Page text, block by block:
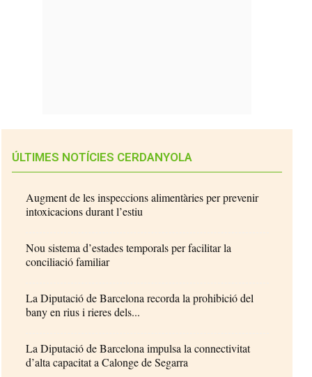
ÚLTIMES NOTÍCIES CERDANYOLA
Augment de les inspeccions alimentàries per prevenir
intoxicacions durant l’estiu
Nou sistema d’estades temporals per facilitar la
conciliació familiar
La Diputació de Barcelona recorda la prohibició del
bany en rius i rieres dels...
La Diputació de Barcelona impulsa la connectivitat
d’alta capacitat a Calonge de Segarra